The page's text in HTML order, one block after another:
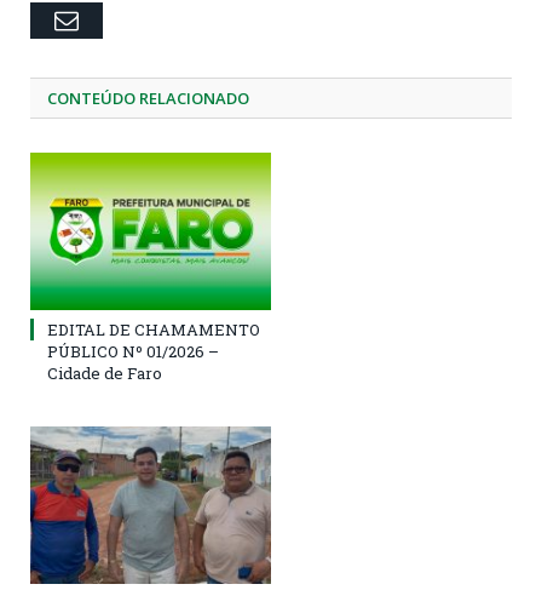
Email
CONTEÚDO RELACIONADO
EDITAL DE CHAMAMENTO
PÚBLICO Nº 01/2026 –
Cidade de Faro